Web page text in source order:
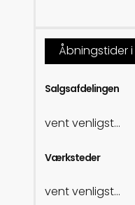
Åbningstider
Salgsafdelingen
vent venligst...
Værksteder
vent venligst...